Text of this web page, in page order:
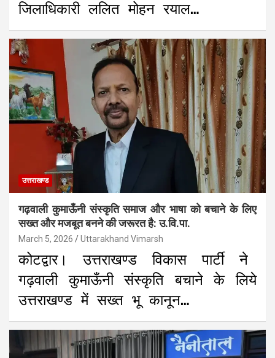
जिलाधिकारी ललित मोहन रयाल…
उत्तराखण्ड
गढ़वाली कुमाऊँनी संस्कृति समाज और भाषा को बचाने के लिए
सख्त और मजबूत बनने की जरूरत है: उ.वि.पा.
March 5, 2026 Uttarakhand Vimarsh
कोटद्वार। उत्तराखण्ड विकास पार्टी ने
गढ़वाली कुमाऊँनी संस्कृति बचाने के लिये
उत्तराखण्ड में सख्त भू कानून…